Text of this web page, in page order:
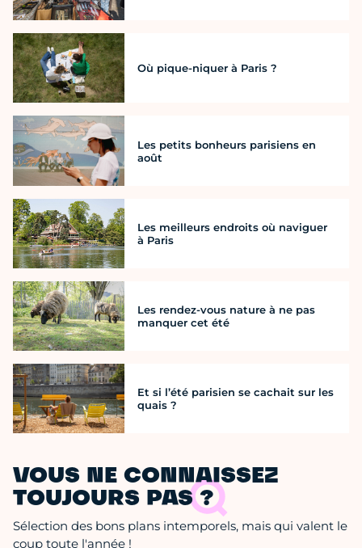
Où pique-niquer à Paris ?
Les petits bonheurs parisiens en
août
Les meilleurs endroits où naviguer
à Paris
Les rendez-vous nature à ne pas
manquer cet été
Et si l’été parisien se cachait sur les
quais ?
VOUS NE CONNAISSEZ
TOUJOURS PAS ?
Sélection des bons plans intemporels, mais qui valent le
coup toute l'année !